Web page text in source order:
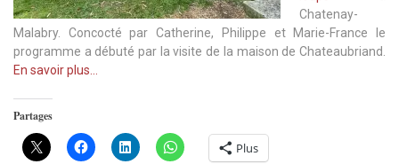
Chatenay-
Malabry. Concocté par Catherine, Philippe et Marie-France le
programme a débuté par la visite de la maison de Chateaubriand.
En savoir plus…
Partages
Plus